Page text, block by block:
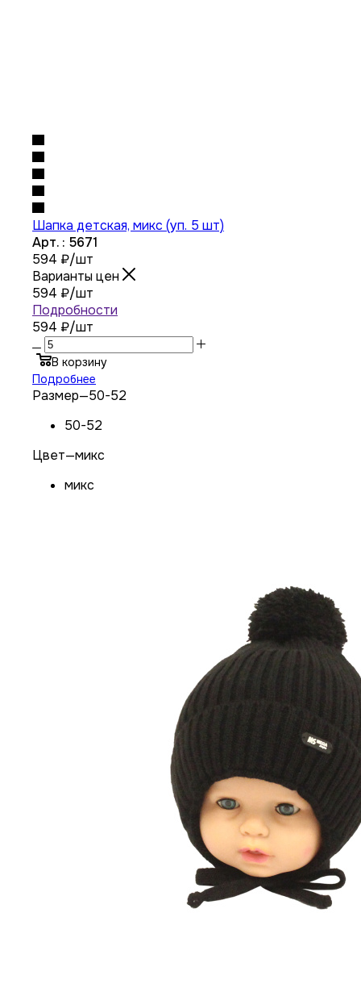
Шапка детская, микс (уп. 5 шт)
Арт. : 5671
594 ₽/шт
Варианты цен
594 ₽/шт
Подробности
594 ₽/шт
В корзину
Подробнее
Размер—50-52
50-52
Цвет—микс
микс